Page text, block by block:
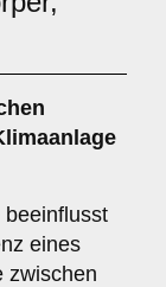
beeinflusst
eines
zwischen